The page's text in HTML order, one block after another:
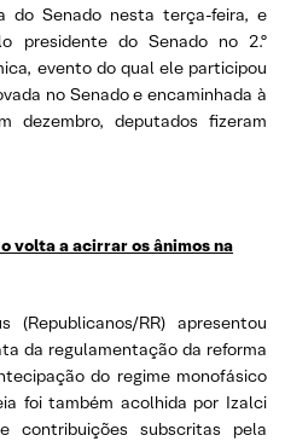
Senado nesta terça-feira, e
presidente do Senado no 2.º
evento do qual ele participou
no Senado e encaminhada à
dezembro, deputados fizeram
volta a acirrar os ânimos na
(Republicanos/RR) apresentou
da regulamentação da reforma
do regime monofásico
foi também acolhida por Izalci
contribuições subscritas pela